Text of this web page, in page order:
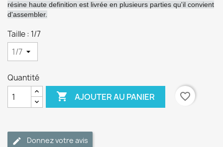
résine haute definition est livrée en plusieurs parties qu'il convient
d'assembler.
Taille : 1/7
Quantité
 AJOUTER AU PANIER favorite_border
Donnez votre avis